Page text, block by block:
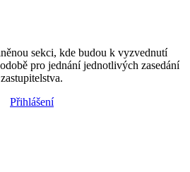
sekci, kde budou k vyzvednutí
pro jednání jednotlivých zasedání
zastupitelstva.
Přihlášení